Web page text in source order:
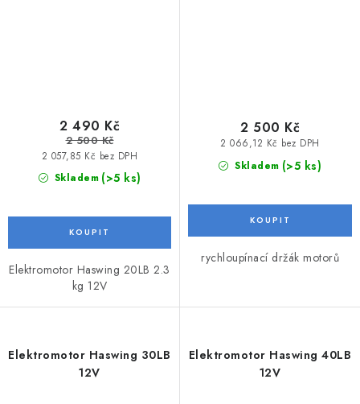
Skladem (>5 ks)
2 057,85 Kč bez DPH
2 490 Kč
2 500 Kč
Elektromotor Haswing 20LB 2.3
kg 12V
Skladem (>5 ks)
2 066,12 Kč bez DPH
2 500 Kč
rychloupínací držák motorů
Elektromotor Haswing 30LB
12V
Elektromotor Haswing 40LB
12V